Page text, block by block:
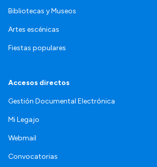
Bibliotecas y Museos
Artes escénicas
Fiestas populares
Accesos directos
Gestión Documental Electrónica
Mi Legajo
Webmail
Convocatorias